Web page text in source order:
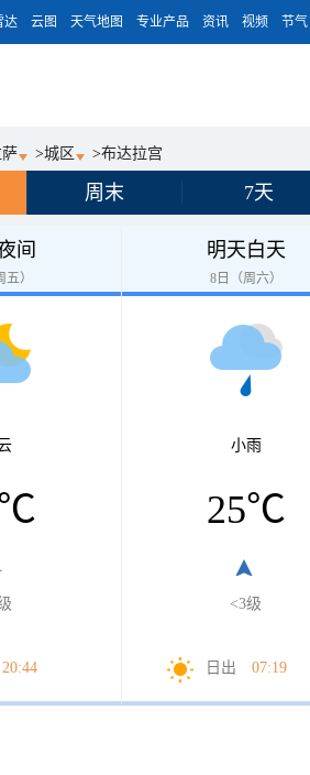
达 云图 天气地图 专业产品 资讯 视频 节气
>城区 >布达拉宫
周末 7天
间
）
20:44
明天白天
8日（周六）
小雨
25℃
<3级
日出 07:19